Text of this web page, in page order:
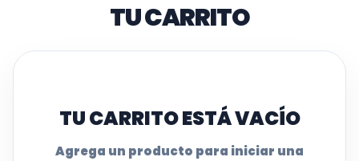
TU CARRITO
TU CARRITO ESTÁ VACÍO
Agrega un producto para iniciar una